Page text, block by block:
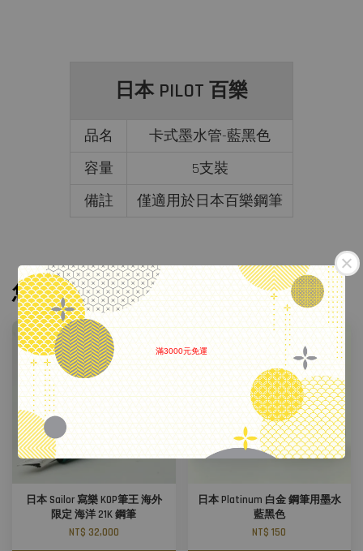
滿3000元免運
日本 PILOT 百樂
品名
卡式墨水管-藍黑色
容量
5支裝
備註
僅適用於日本百樂鋼筆
您可能也喜歡
日本 Sailor 寫樂 KOP筆王 海外
限定 海洋 21K 鋼筆
NT$ 32,000
日本 Platinum 白金 鋼筆用墨水
藍黑色
NT$ 150